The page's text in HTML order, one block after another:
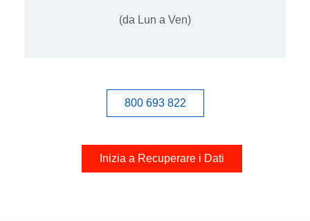
(da Lun a Ven)
800 693 822
Inizia a Recuperare i Dati